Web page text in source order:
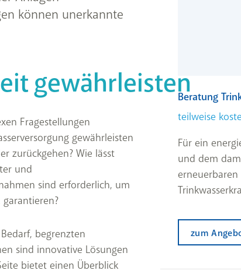
können unerkannte
gewährleisten
Fragestellungen
gewährleisten
zurückgehen? Wie lässt
und
sind erforderlich, um
begrenzten
sind innovative Lösungen
bietet einen Überblick
Beratung
teilweise
Für ein
und dem
zum